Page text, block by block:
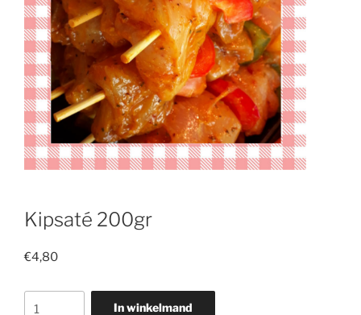
Kipsaté 200gr
€4,80
In winkelmand